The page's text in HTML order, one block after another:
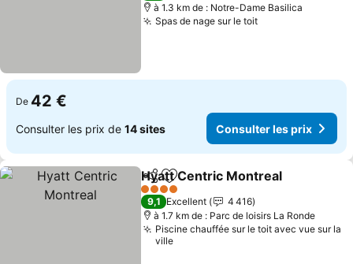
à 1.3 km de : Notre-Dame Basilica
Spas de nage sur le toitConsulter les
De 42 €
Consulter les prix de 14 sites Consulter les prix
PartagerAjouter à mes favoris
Hyatt Centric Montreal
4 Étoiles
9,1 Excellent
4 416
à 1.7 km de : Parc de loisirs La Ronde
Piscine chauffée sur le toit avec vue sur la
ville